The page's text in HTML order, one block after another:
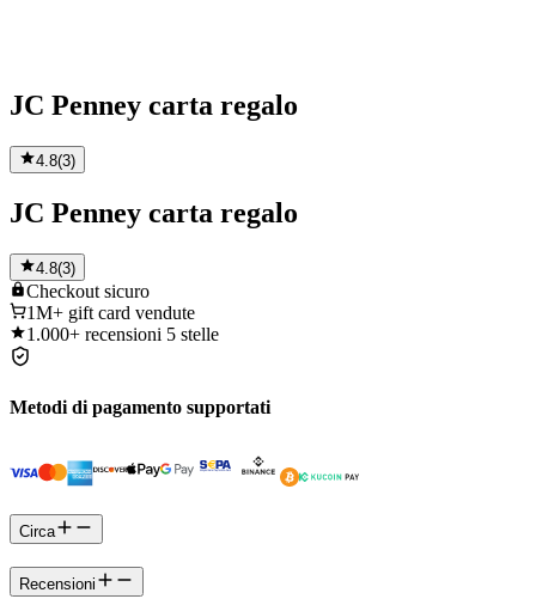
JC Penney carta regalo
4.8(3)
JC Penney carta regalo
4.8(3)
Checkout sicuro
1M+ gift card vendute
1.000+ recensioni 5 stelle
Metodi di pagamento supportati
Circa
Recensioni